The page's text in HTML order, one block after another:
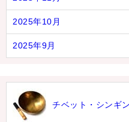
2025年10月
2025年9月
チベット・シンギ